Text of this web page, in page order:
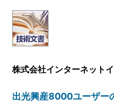
株式会社インターネット
出光興産8000ユーザー